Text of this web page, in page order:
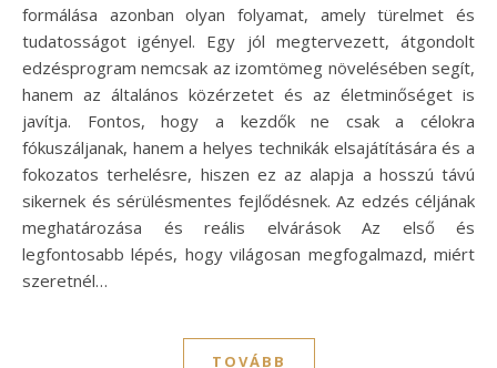
formálása azonban olyan folyamat, amely türelmet és
tudatosságot igényel. Egy jól megtervezett, átgondolt
edzésprogram nemcsak az izomtömeg növelésében segít,
hanem az általános közérzetet és az életminőséget is
javítja. Fontos, hogy a kezdők ne csak a célokra
fókuszáljanak, hanem a helyes technikák elsajátítására és a
fokozatos terhelésre, hiszen ez az alapja a hosszú távú
sikernek és sérülésmentes fejlődésnek. Az edzés céljának
meghatározása és reális elvárások Az első és
legfontosabb lépés, hogy világosan megfogalmazd, miért
szeretnél…
TOVÁBB